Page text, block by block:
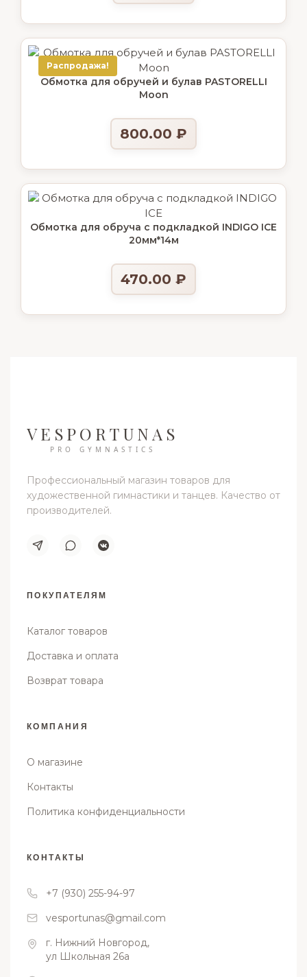
Распродажа!
Обмотка для обручей и булав PASTORELLI
Moon
800.00 ₽
Обмотка для обруча с подкладкой INDIGO ICE
20мм*14м
470.00 ₽
VESPORTUNAS
PRO GYMNASTICS
Профессиональный магазин товаров для
художественной гимнастики и танцев. Качество от
производителей.
ПОКУПАТЕЛЯМ
Каталог товаров
Доставка и оплата
Возврат товара
КОМПАНИЯ
О магазине
Контакты
Политика конфиденциальности
КОНТАКТЫ
+7 (930) 255-94-97
vesportunas@gmail.com
г. Нижний Новгород,
ул Школьная 26а